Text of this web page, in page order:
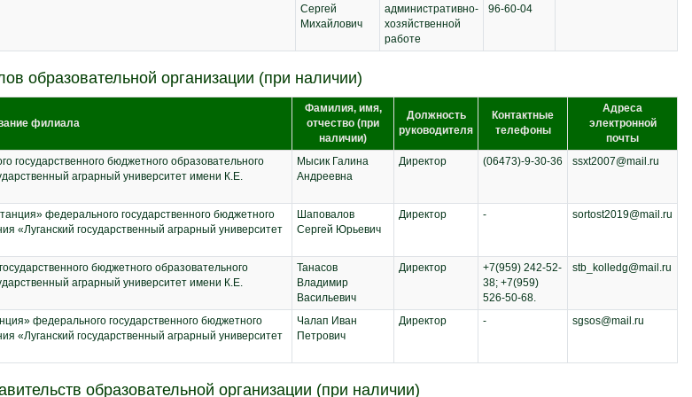
Сергей
Михайлович
административно-
хозяйственной
работе
96-60-04
образовательной организации (при наличии)
филиала
Фамилия, имя,
отчество (при
наличии)
Должность
руководителя
Контактные
телефоны
Адреса
электронной
почты
государственного бюджетного образовательного
аграрный университет имени К.Е.
Мысик Галина
Андреевна
Директор (06473)-9-30-36 ssxt2007@mail.ru
федерального государственного бюджетного
«Луганский государственный аграрный университет
Шаповалов
Сергей Юрьевич
Директор - sortost2019@mail.ru
бюджетного образовательного
аграрный университет имени К.Е.
Танасов
Владимир
Васильевич
Директор
+7(959) 242-52-
38; +7(959)
526-50-68.
stb_kolledg@mail.ru
федерального государственного бюджетного
«Луганский государственный аграрный университет
Чалап Иван
Петрович
Директор - sgsos@mail.ru
образовательной организации (при наличии)